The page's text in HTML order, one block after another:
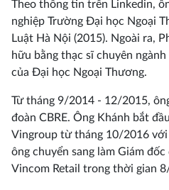
Theo thông tin trên Linkedin,
nghiệp Trường Đại học Ngoại
Luật Hà Nội (2015). Ngoài ra,
hữu bằng thạc sĩ chuyên
của Đại học Ngoại Thương.
Từ tháng 9/2014 - 12/2015,
đoàn CBRE. Ông Khánh bắt
Vingroup từ tháng 10/2016 với
ông chuyển sang làm Giám
Vincom Retail trong thời gian